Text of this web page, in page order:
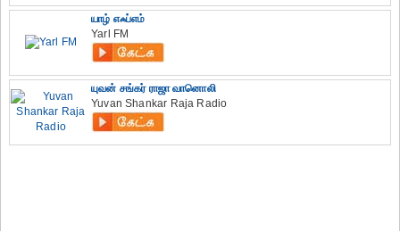
யாழ் எஃப்எம்
Yarl FM
யுவன் சங்கர் ராஜா வானொலி
Yuvan Shankar Raja Radio